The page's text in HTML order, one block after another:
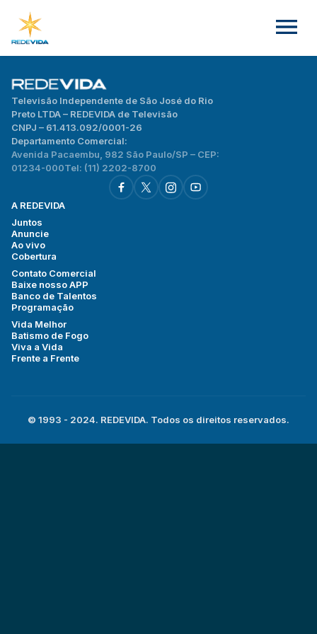
Televisão Independente de São José do Rio
Preto LTDA – REDEVIDA de Televisão
CNPJ – 61.413.092/0001-26
Departamento Comercial:
Avenida Pacaembu, 982 São Paulo/SP – CEP:
01234-000Tel: (11) 2202-8700
A REDEVIDA
Juntos
Anuncie
Ao vivo
Cobertura
Contato Comercial
Baixe nosso APP
Banco de Talentos
Programação
Vida Melhor
Batismo de Fogo
Viva a Vida
Frente a Frente
© 1993 - 2024. REDEVIDA. Todos os direitos reservados.